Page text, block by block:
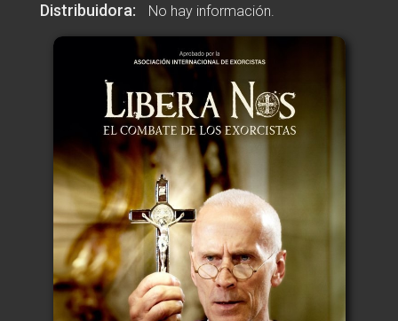
Distribuidora: No hay información.